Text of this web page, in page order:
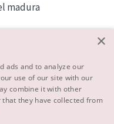
madura
×
ads and to analyze our
use of our site with our
combine it with other
they have collected from